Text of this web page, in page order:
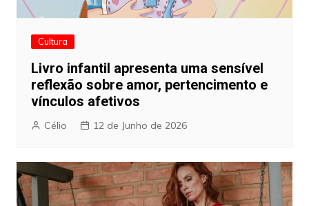
Cultura
Livro infantil apresenta uma sensível
reflexão sobre amor, pertencimento e
vínculos afetivos
Célio 12 de Junho de 2026